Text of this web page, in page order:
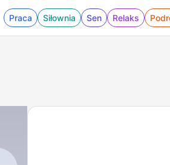
Praca Siłownia Sen Relaks